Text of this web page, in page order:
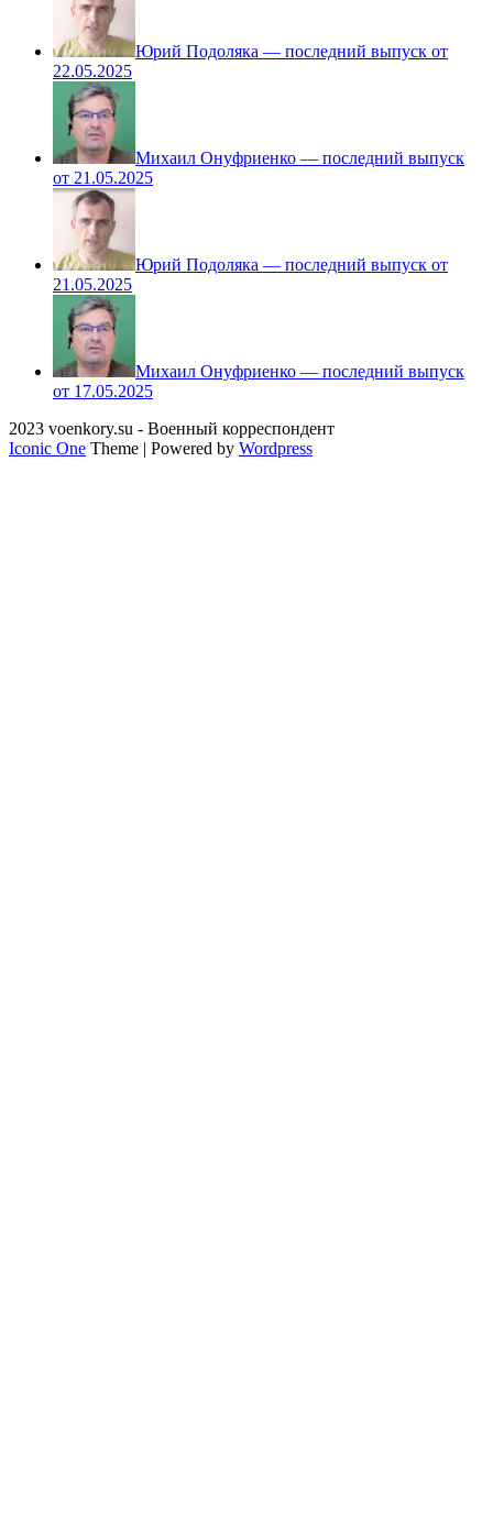
Юрий Подоляка — последний выпуск от
22.05.2025
Михаил Онуфриенко — последний выпуск
от 21.05.2025
Юрий Подоляка — последний выпуск от
21.05.2025
Михаил Онуфриенко — последний выпуск
от 17.05.2025
2023 voenkory.su - Военный корреспондент
Iconic One Theme | Powered by Wordpress